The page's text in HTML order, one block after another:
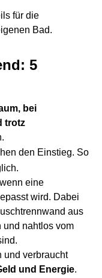
für die
Bad.
5
bei
trotz
den Einstieg. So
eine
wird. Dabei
aus
nahtlos vom
und verbraucht
und Energie.